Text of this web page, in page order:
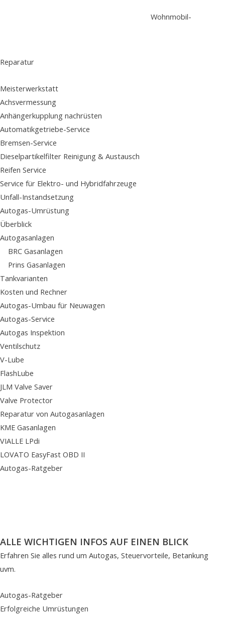
Wohnmobil-
Reparatur
Meisterwerkstatt
Achsvermessung
Anhängerkupplung nachrüsten
Automatikgetriebe-Service
Bremsen-Service
Dieselpartikelfilter Reinigung & Austausch
Reifen Service
Service für Elektro- und Hybridfahrzeuge
Unfall-Instandsetzung
Autogas-Umrüstung
Überblick
Autogasanlagen
BRC Gasanlagen
Prins Gasanlagen
Tankvarianten
Kosten und Rechner
Autogas-Umbau für Neuwagen
Autogas-Service
Autogas Inspektion
Ventilschutz
V-Lube
FlashLube
JLM Valve Saver
Valve Protector
Reparatur von Autogasanlagen
KME Gasanlagen
VIALLE LPdi
LOVATO EasyFast OBD II
Autogas-Ratgeber
ALLE WICHTIGEN INFOS AUF EINEN BLICK
Erfahren Sie alles rund um Autogas, Steuervorteile, Betankung
uvm.
Autogas-Ratgeber
Erfolgreiche Umrüstungen